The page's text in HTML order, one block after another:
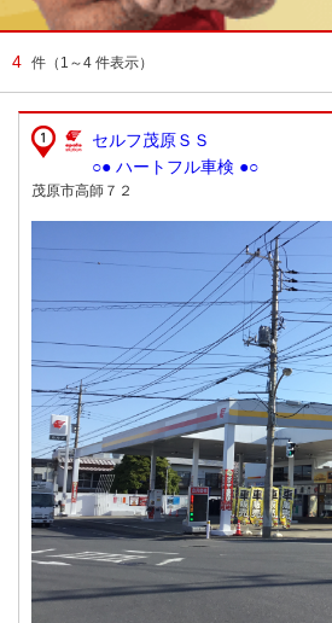
4 件 （1～4 件表示）
セルフ茂原ＳＳ
○● ハートフル車検 ●○
茂原市高師７２